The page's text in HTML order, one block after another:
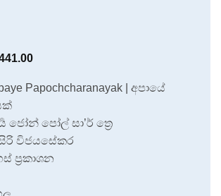
Current
Rs.441.00.
Papochcharanayak | අපායේ
ජෝන් පෝල් සා’ර් ත්‍රෙ
විජයසේකර
ප්‍රකාශන